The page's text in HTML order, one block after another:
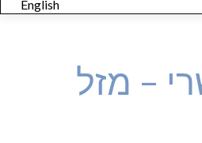
English
– מזל